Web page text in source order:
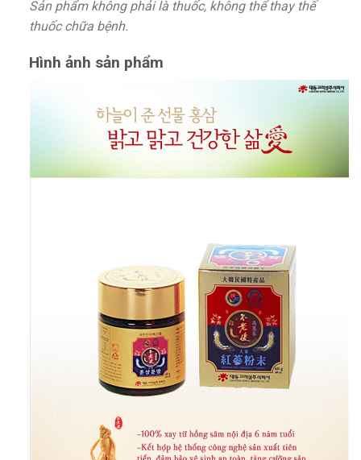
Sản phẩm không phải là thuốc, không thể thay thế
thuốc chữa bệnh.
Hình ảnh sản phẩm